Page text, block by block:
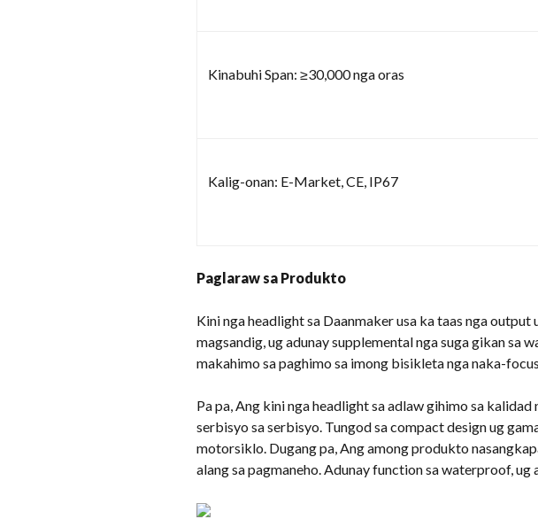
Kinabuhi Span: ≥30,000 nga oras
Kalig-onan: E-Market, CE, IP67
Paglaraw sa Produkto
Kini nga headlight sa Daanmaker usa ka taas nga
magsandig, ug adunay supplemental nga suga gikan sa
makahimo sa paghimo sa imong bisikleta nga naka-
Pa pa, Ang kini nga headlight sa adlaw gihimo sa
serbisyo sa serbisyo. Tungod sa compact design ug
motorsiklo. Dugang pa, Ang among produkto
alang sa pagmaneho. Adunay function sa waterproof,